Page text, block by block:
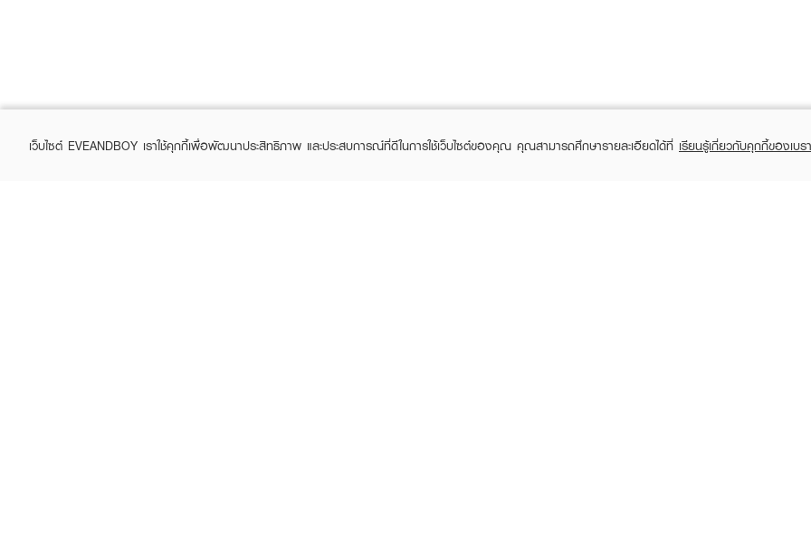
เว็บไซต์ EVEANDBOY เราใช้คุกกี้เพื่อพัฒนาประสิทธิภาพ และประสบการณ์ที่ดีในการใช้เว็บไซต์ของคุณ คุณสามารถศึกษารายละเอียดได้ที่ เรียนรู้เกี่ยวกับคุกกี้ของเบร